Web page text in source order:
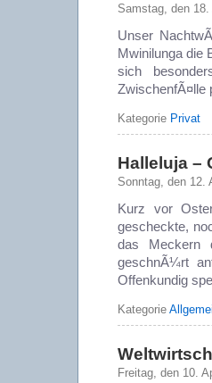
Samstag, den 18.
Unser
Mwinilunga die
sich
ZwischenfÃ¤lle
Kategorie Privat
Halleluja –
Sonntag, den 12.
Kurz vor
gescheckte,
das Meckern
geschnÃ¼rt
Offenkundig
Kategorie
Freitag, den 10.